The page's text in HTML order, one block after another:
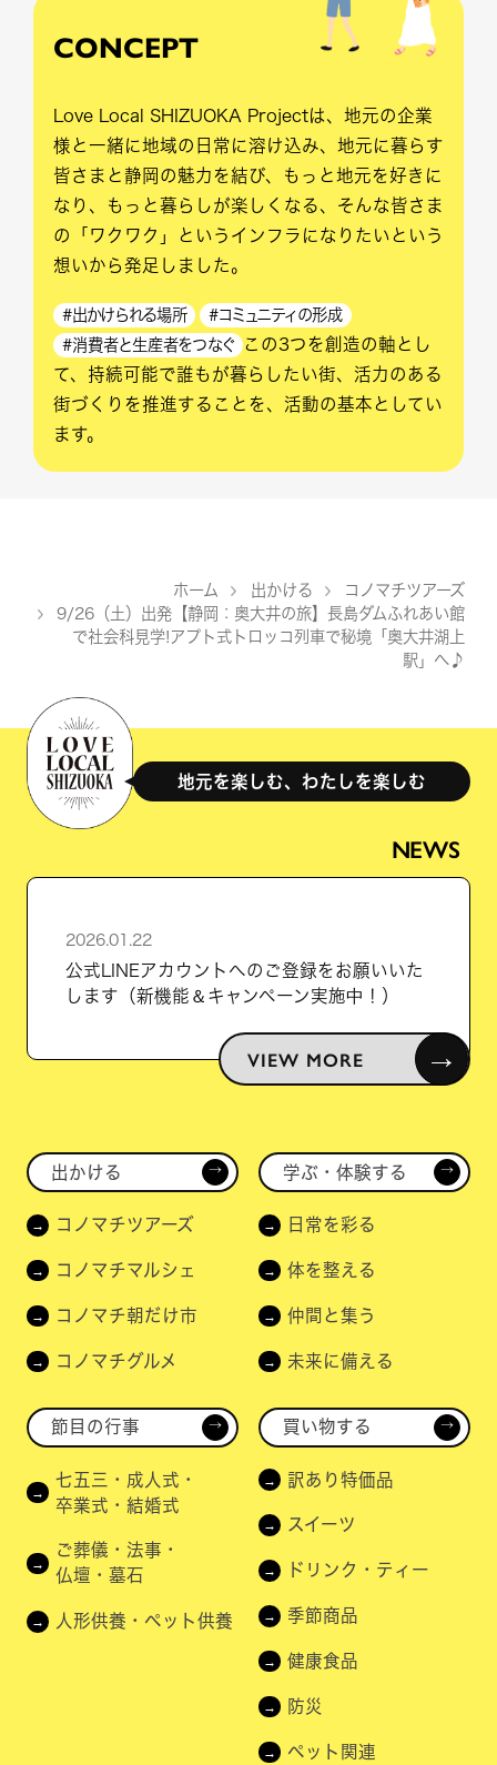
CONCEPT
Love Local SHIZUOKA Projectは、地元の企業
様と一緒に地域の日常に溶け込み、地元に暮らす
皆さまと静岡の魅力を結び、もっと地元を好きに
なり、もっと暮らしが楽しくなる、そんな皆さま
の「ワクワク」というインフラになりたいという
想いから発足しました。
#出かけられる場所
#コミュニティの形成
#消費者と生産者をつなぐ この3つを創造の軸とし
て、持続可能で誰もが暮らしたい街、活力のある
街づくりを推進することを、活動の基本としてい
ます。
ホーム 出かける コノマチツアーズ
9/26（土）出発【静岡：奥大井の旅】長島ダムふれあい館
で社会科見学!アプト式トロッコ列車で秘境「奥大井湖上
駅」へ♪
地元を楽しむ、わたしを楽しむ
NEWS
2026.01.22
公式LINEアカウントへのご登録をお願いいた
します（新機能＆キャンペーン実施中！）
VIEW MORE →
出かける →
コノマチツアーズ
コノマチマルシェ
コノマチ朝だけ市
コノマチグルメ
学ぶ・体験する →
日常を彩る
体を整える
仲間と集う
未来に備える
節目の行事 →
七五三・成人式・
卒業式・結婚式
ご葬儀・法事・
仏壇・墓石
人形供養・ペット供養
買い物する →
訳あり特価品
スイーツ
ドリンク・ティー
季節商品
健康食品
防災
ペット関連